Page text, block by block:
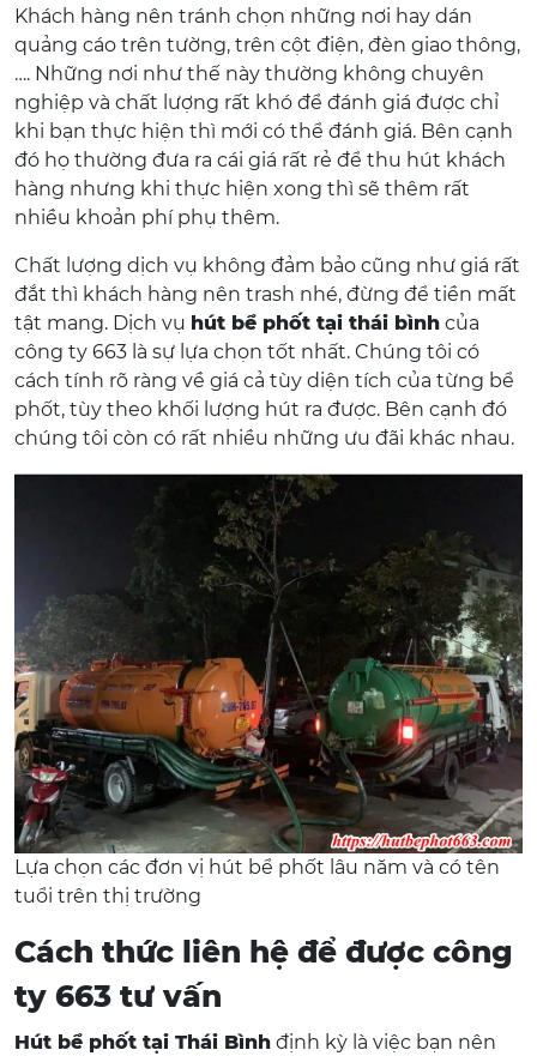
Khách hàng nên tránh chọn những nơi hay dán
quảng cáo trên tường, trên cột điện, đèn giao thông,
…. Những nơi như thế này thường không chuyên
nghiệp và chất lượng rất khó để đánh giá được chỉ
khi bạn thực hiện thì mới có thể đánh giá. Bên cạnh
đó họ thường đưa ra cái giá rất rẻ để thu hút khách
hàng nhưng khi thực hiện xong thì sẽ thêm rất
nhiều khoản phí phụ thêm.
Chất lượng dịch vụ không đảm bảo cũng như giá rất
đắt thì khách hàng nên trash nhé, đừng để tiền mất
tật mang. Dịch vụ hút bể phốt tại thái bình của
công ty 663 là sự lựa chọn tốt nhất. Chúng tôi có
cách tính rõ ràng về giá cả tùy diện tích của từng bể
phốt, tùy theo khối lượng hút ra được. Bên cạnh đó
chúng tôi còn có rất nhiều những ưu đãi khác nhau.
Lựa chọn các đơn vị hút bể phốt lâu năm và có tên
tuổi trên thị trường
Cách thức liên hệ để được công
ty 663 tư vấn
Hút bể phốt tại Thái Bình định kỳ là việc bạn nên